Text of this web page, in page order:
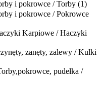
i pokrowce / Torby (1)
i pokrowce / Pokrowce
Karpiowe / Haczyki
zanęty, zalewy / Kulki
pudełka /